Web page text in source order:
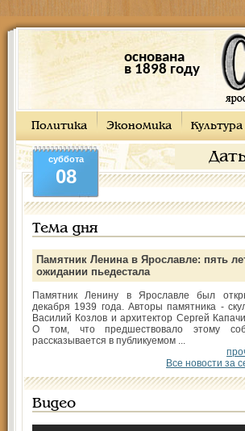
основана
в 1898 году
Политика Экономика Культура
суббота
08
Тема дня
Памятник Ленина в Ярославле: пять
ожидании пьедестала
Памятник Ленину в Ярославле был
декабря 1939 года. Авторы памятника -
Василий Козлов и архитектор Сергей
О том, что предшествовало этому
рассказывается в публикуемом ...
Все новости за
Видео